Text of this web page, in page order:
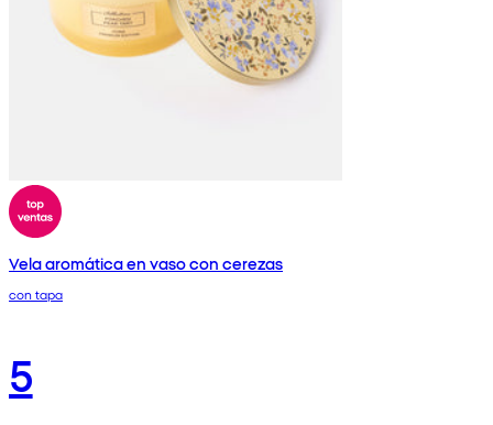
Vela aromática en vaso con cerezas
con tapa
5